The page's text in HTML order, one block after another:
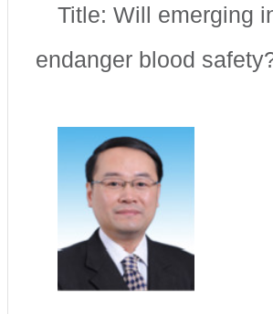
Title: Will emerging
endanger blood